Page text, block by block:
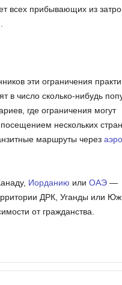
всех прибывающих из
эти ограничения
число сколько-нибудь
где ограничения могут
нескольких стран,
маршруты через
Иорданию или ОАЭ—
ДРК, Уганды или
от гражданства.